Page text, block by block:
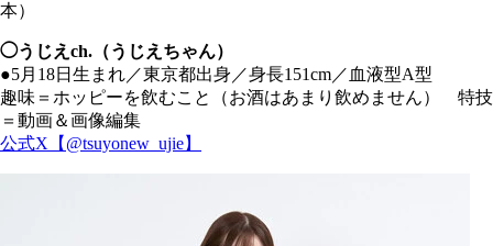
本）
◯うじえch.（うじえちゃん）
●5月18日生まれ／東京都出身／身長151cm／血液型A型
趣味＝ホッピーを飲むこと（お酒はあまり飲めません） 特技
＝動画＆画像編集
公式X【@tsuyonew_ujie】